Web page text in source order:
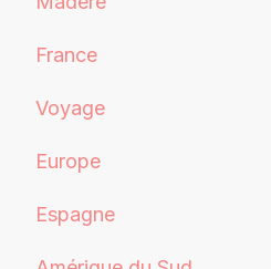
France
Voyage
Europe
Espagne